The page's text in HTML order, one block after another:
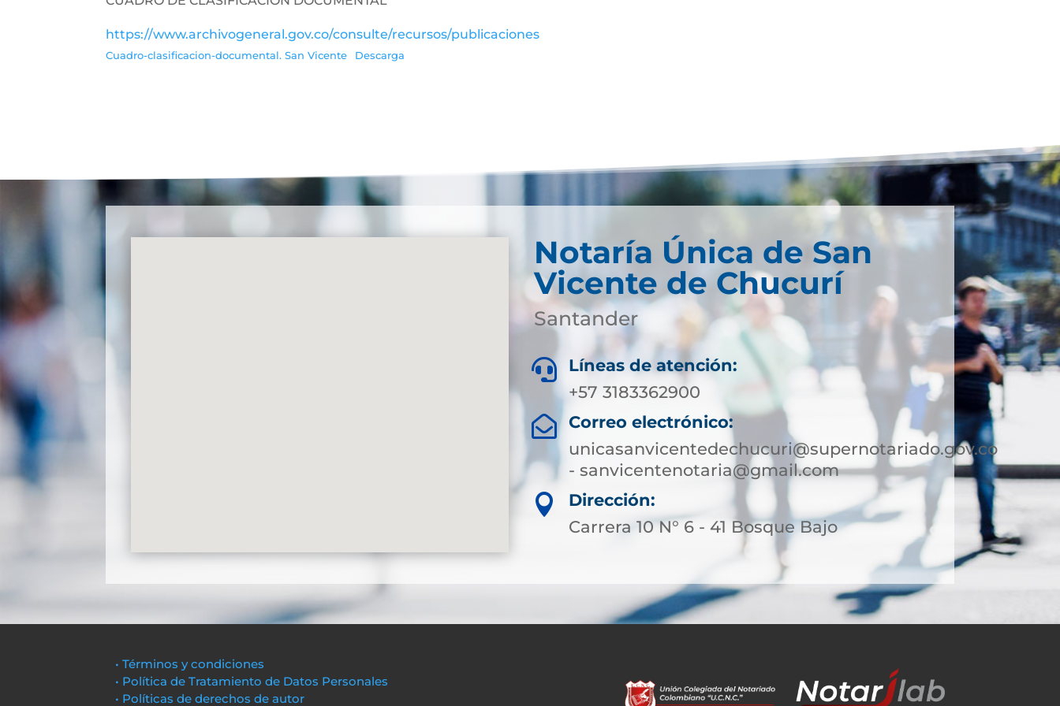
https://www.archivogeneral.gov.co/consulte/recursos/publicaciones
Cuadro-clasificacion-documental. San Vicente Descarga
Notaría Única de San
Vicente de Chucurí
Santander

Líneas de atención:
+57 3183362900

Correo electrónico:
unicasanvicentedechucuri@supernotariado.gov.co
- sanvicentenotaria@gmail.com

Dirección:
Carrera 10 N° 6 - 41 Bosque Bajo
• Términos y condiciones
• Política de Tratamiento de Datos Personales
• Políticas de derechos de autor